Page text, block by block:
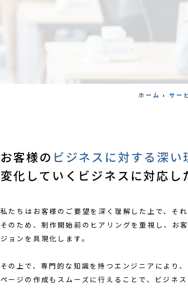
ホーム › サー
お客様の ビジネスに対する深
変化していくビジネスに対応し
私たちはお客様のご要望を深く理解した上で、そ
そのため、制作開始前のヒアリングを重視し、お
ジョンを具現化します。
その上で、専門的な知識を持つエンジニアにより
ページの作成もスムーズに行えることで、ビジネ